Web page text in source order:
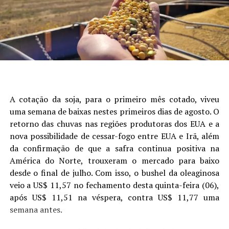
Autor:Crislaine Oliveira (Comunicação Aprosoja/MS) e
Laura Toledo (Comunicação Sistema Famasul)
Site: Aprosoja/MS
que mais explicou a variabilidade da produtividade,
seguido de data de semeadura, fósforo, potássio e
presença de camada compactada (Figura 1).
Figura 1. Análise de árvore de regressão mostrando os
A cotação da soja, para o primeiro mês cotado, viveu
uma semana de baixas nestes primeiros dias de agosto. O
retorno das chuvas nas regiões produtoras dos EUA e a
nova possibilidade de cessar-fogo entre EUA e Irã, além
da confirmação de que a safra continua positiva na
América do Norte, trouxeram o mercado para baixo
desde o final de julho. Com isso, o bushel da oleaginosa
veio a US$ 11,57 no fechamento desta quinta-feira (06),
após US$ 11,51 na véspera, contra US$ 11,77 uma
semana antes.